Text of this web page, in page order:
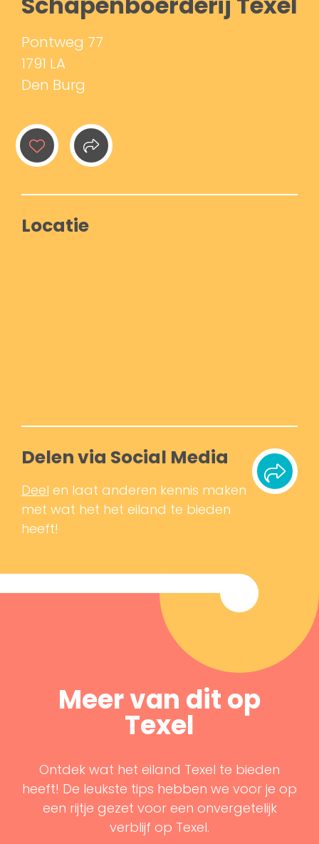
Pontweg 77
1791 LA
Den Burg
Locatie
Delen via Social Media
Deel en laat anderen kennis maken
met wat het het eiland te bieden
heeft!
Meer van dit op
Texel
Ontdek wat het eiland Texel te bieden
heeft! De leukste tips hebben we voor je op
een rijtje gezet voor een onvergetelijk
verblijf op Texel.